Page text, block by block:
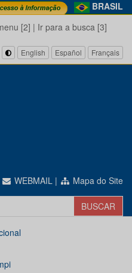
BRASIL
[2] | Ir para a busca [3]
English Español Français
WEBMAIL | Mapa do Site